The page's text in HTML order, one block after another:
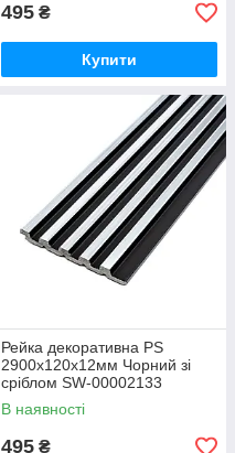
495 ₴
Купити
Рейка декоративна PS
2900х120х12мм Чорний зі
сріблом SW-00002133
В наявності
495 ₴